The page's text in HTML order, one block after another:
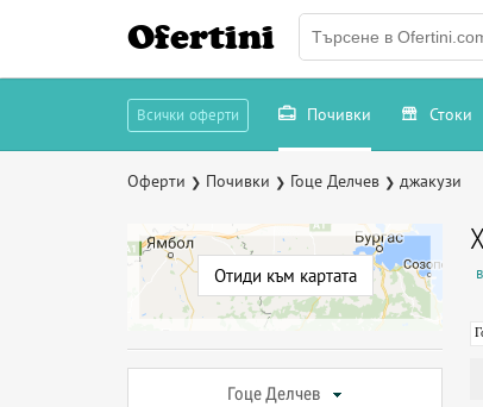
Ofertini
Всички оферти Почивки Стоки
Оферти ❯ Почивки ❯ Гоце Делчев ❯ джакузи
Отиди към картата
Гоце Делчев